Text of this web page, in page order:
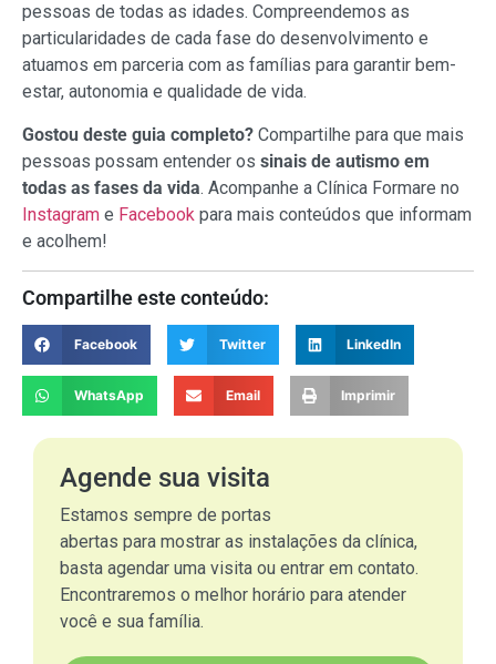
pessoas de todas as idades. Compreendemos as
particularidades de cada fase do desenvolvimento e
atuamos em parceria com as famílias para garantir bem-
estar, autonomia e qualidade de vida.
Gostou deste guia completo? Compartilhe para que mais
pessoas possam entender os sinais de autismo em
todas as fases da vida. Acompanhe a Clínica Formare no
Instagram e Facebook para mais conteúdos que informam
e acolhem!
Compartilhe este conteúdo:
Facebook Twitter LinkedIn
WhatsApp Email Imprimir
Agende sua visita
Estamos sempre de portas
abertas para mostrar as instalações da clínica,
basta agendar uma visita ou entrar em contato.
Encontraremos o melhor horário para atender
você e sua família.